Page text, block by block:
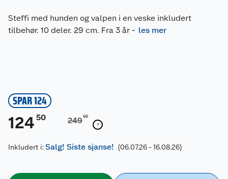
Steffi med hunden og valpen i en veske inkludert
tilbehør. 10 deler. 29 cm. Fra 3 år - les mer
SPAR 124
124 50 24900
Inkludert i:Salg! Siste sjanse! (06.07.26 - 16.08.26)